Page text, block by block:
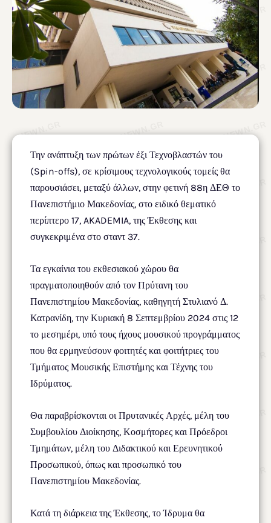
Την ανάπτυξη των πρώτων έξι Τεχνοβλαστών του
(Spin-offs), σε κρίσιμους τεχνολογικούς τομείς θα
παρουσιάσει, μεταξύ άλλων, στην φετινή 88η ΔΕΘ το
Πανεπιστήμιο Μακεδονίας, στο ειδικό θεματικό
περίπτερο 17, AKADEMIA, της Έκθεσης και
συγκεκριμένα στο σταντ 37.
Τα εγκαίνια του εκθεσιακού χώρου θα
πραγματοποιηθούν από τον Πρύτανη του
Πανεπιστημίου Μακεδονίας, καθηγητή Στυλιανό Δ.
Κατρανίδη, την Κυριακή 8 Σεπτεμβρίου 2024 στις 12
το μεσημέρι, υπό τους ήχους μουσικού προγράμματος
που θα ερμηνεύσουν φοιτητές και φοιτήτριες του
Τμήματος Μουσικής Επιστήμης και Τέχνης του
Ιδρύματος.
Θα παραβρίσκονται οι Πρυτανικές Αρχές, μέλη του
Συμβουλίου Διοίκησης, Κοσμήτορες και Πρόεδροι
Τμημάτων, μέλη του Διδακτικού και Ερευνητικού
Προσωπικού, όπως και προσωπικό του
Πανεπιστημίου Μακεδονίας.
Κατά τη διάρκεια της Έκθεσης, το Ίδρυμα θα